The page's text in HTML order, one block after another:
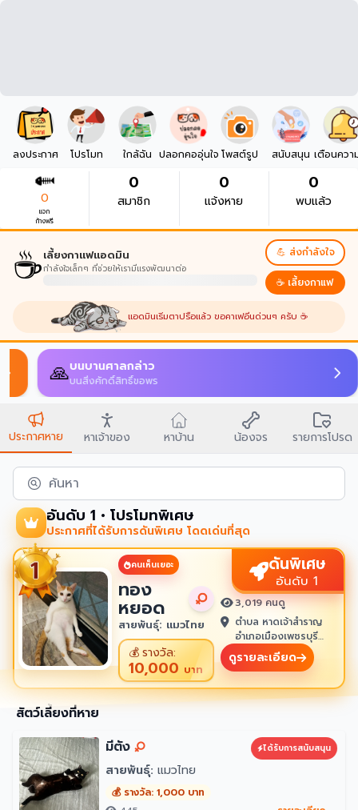
ลงประกาศ โปรโมท ใกล้ฉัน ปลอกคออุ่นใจ โพสต์รูป สนับสนุน เตือนควา
0
แจก
ก้างฟรี
0
สมาชิก
0
แจ้งหาย
0
พบแล้ว
☕เลี้ยงกาแฟแอดมิน
กำลังใจเล็กๆ ที่ช่วยให้เรามีแรงพัฒนาต่อ
💪 ส่งกำลังใจ
☕ เลี้ยงกาแฟ
แอดมินเริ่มตาปรือแล้ว ขอคาเฟอีนด่วนๆ ครับ ☕
🙏บนบานศาลกล่าว
บนสิ่งศักดิ์สิทธิ์ขอพร
ประกาศหาย หาเจ้าของ หาบ้าน น้องจร รายการโปรด
ค้นหา
อันดับ 1 • โปรโมทพิเศษ
ประกาศที่ได้รับการดันพิเศษ โดดเด่นที่สุด
คนเห็นเยอะ
ทอง
หยอด
สายพันธุ์: แมวไทย
💰รางวัล:
10,000 บาท
ดันพิเศษ
อันดับ 1
3,019 คนดู
ตำบล หาดเจ้าสำราญ
อำเภอเมืองเพชรบุรี
เพชรบุรี 76100
ดูรายละเอียด
สัตว์เลี้ยงที่หาย
มีตัง
ได้รับการสนับสนุน
สายพันธุ์: แมวไทย
💰 รางวัล: 1,000 บาท